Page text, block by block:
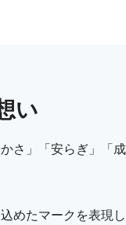
い
さ」「安らぎ」「
めたマークを表現し